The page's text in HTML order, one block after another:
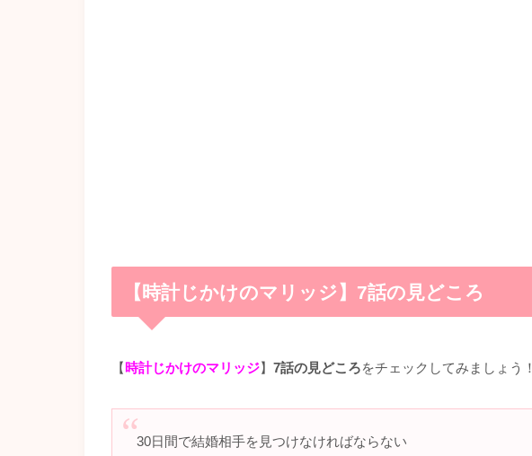
【時計じかけのマリッジ】7話の見どころ
【時計じかけのマリッジ】 7話の見どころをチェックしてみましょう！
30日間で結婚相手を見つけなければならない